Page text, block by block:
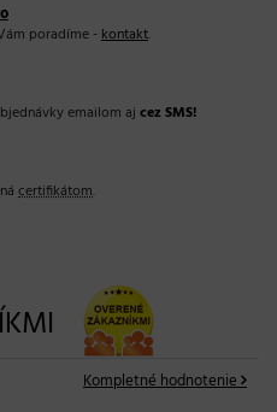
poradíme -kontakt.
emailom ajcez SMS!
certifikátom.
Kompletné hodnotenie